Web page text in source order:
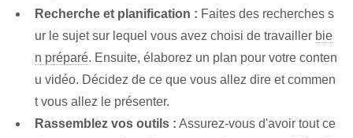
Recherche et planification : Faites des recherches s
ur le sujet sur lequel vous avez choisi de travailler bie
n préparé.⁣ Ensuite, élaborez un plan pour votre conten
u vidéo. Décidez de ce que vous allez dire et commen
t vous allez le présenter.
Rassemblez vos outils : Assurez-vous d'avoir tout ce